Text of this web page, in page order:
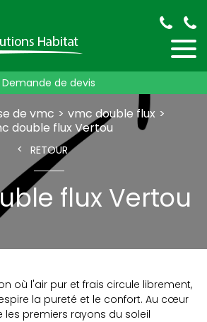
Demande de devis
de vmc
vmc double flux
double flux Vertou
RETOUR
flux Vertou
où l'air pur et frais circule librement,
la pureté et le confort. Au cœur
les premiers rayons du soleil